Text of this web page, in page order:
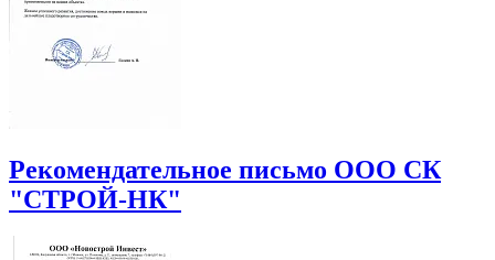
Рекомендательное письмо ООО СК
"СТРОЙ-НК"